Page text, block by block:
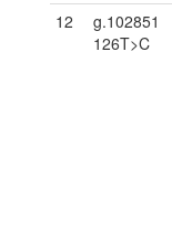
12
g.102851
126T>C